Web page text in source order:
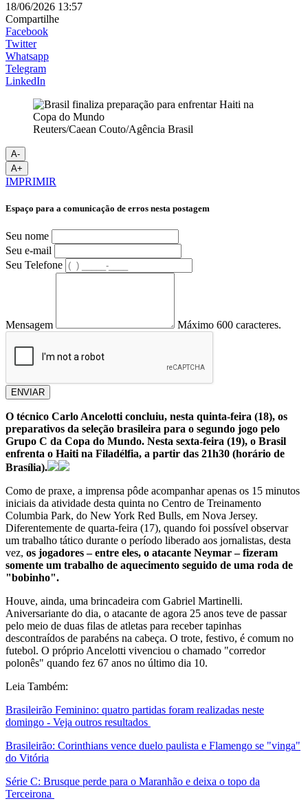
18/06/2026 13:57
Compartilhe
Facebook
Twitter
Whatsapp
Telegram
LinkedIn
Reuters/Caean Couto/Agência Brasil
A-
A+
IMPRIMIR
Espaço para a comunicação de erros nesta postagem
Seu nome
Seu e-mail
Seu Telefone
Mensagem Máximo 600 caracteres.
ENVIAR
O técnico Carlo Ancelotti concluiu, nesta quinta-feira (18), os
preparativos da seleção brasileira para o segundo jogo pelo
Grupo C da Copa do Mundo. Nesta sexta-feira (19), o Brasil
enfrenta o Haiti na Filadélfia, a partir das 21h30 (horário de
Brasília).
Como de praxe, a imprensa pôde acompanhar apenas os 15 minutos
iniciais da atividade desta quinta no Centro de Treinamento
Columbia Park, do New York Red Bulls, em Nova Jersey.
Diferentemente de quarta-feira (17), quando foi possível observar
um trabalho tático durante o período liberado aos jornalistas, desta
vez, os jogadores – entre eles, o atacante Neymar – fizeram
somente um trabalho de aquecimento seguido de uma roda de
"bobinho".
Houve, ainda, uma brincadeira com Gabriel Martinelli.
Aniversariante do dia, o atacante de agora 25 anos teve de passar
pelo meio de duas filas de atletas para receber tapinhas
descontraídos de parabéns na cabeça. O trote, festivo, é comum no
futebol. O próprio Ancelotti vivenciou o chamado "corredor
polonês" quando fez 67 anos no último dia 10.
Leia Também:
Brasileirão Feminino: quatro partidas foram realizadas neste
domingo - Veja outros resultados
Brasileirão: Corinthians vence duelo paulista e Flamengo se "vinga"
do Vitória
Série C: Brusque perde para o Maranhão e deixa o topo da
Terceirona